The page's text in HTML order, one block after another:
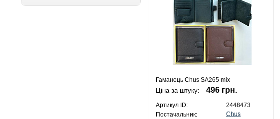
Гаманець Chus SA265 mix
Ціна за штуку: 496 грн.
Артикул ID:
2448473
Постачальник:
Chus